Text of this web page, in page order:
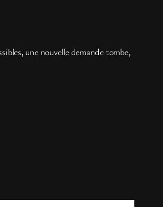
une nouvelle demande tombe,